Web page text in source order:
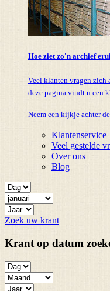
Hoe ziet zo'n archief
Veel klanten vragen zich
deze pagina vindt u een
Neem een kijkje achter
Klantenservice
Veel gestelde
Over ons
Blog
Zoek uw krant
Krant op datum